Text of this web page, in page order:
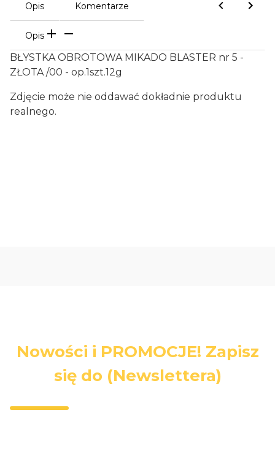
Opis Komentarze
Opis
BŁYSTKA OBROTOWA MIKADO BLASTER nr 5 -
ZŁOTA /00 - op.1szt.12g
Zdjęcie może nie oddawać dokładnie produktu
realnego.
Nowości i PROMOCJE! Zapisz
się do (Newslettera)